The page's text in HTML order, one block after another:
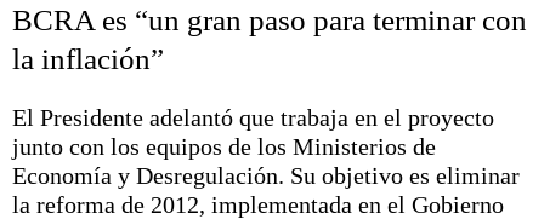
Opinión
Liga del Sur
Básquetbol
Fútbol
Federal A
BCRA es “un gran paso para terminar con
la inflación”
El Presidente adelantó que trabaja en el proyecto
junto con los equipos de los Ministerios de
Economía y Desregulación. Su objetivo es eliminar
la reforma de 2012, implementada en el Gobierno